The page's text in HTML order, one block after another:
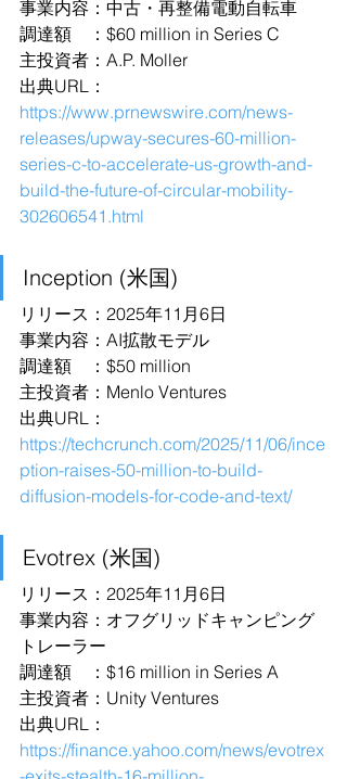
事業内容：中古・再整備電動自転車
調達額　：$60 million in Series C
主投資者：A.P. Moller
出典URL：
https://www.prnewswire.com/news-
releases/upway-secures-60-million-
series-c-to-accelerate-us-growth-and-
build-the-future-of-circular-mobility-
302606541.html
Inception (米国)
リリース：2025年11月6日
事業内容：AI拡散モデル
調達額　：$50 million
主投資者：Menlo Ventures
出典URL：
https://techcrunch.com/2025/11/06/ince
ption-raises-50-million-to-build-
diffusion-models-for-code-and-text/
Evotrex (米国)
リリース：2025年11月6日
事業内容：オフグリッドキャンピング
トレーラー
調達額　：$16 million in Series A
主投資者：Unity Ventures
出典URL：
https://finance.yahoo.com/news/evotrex